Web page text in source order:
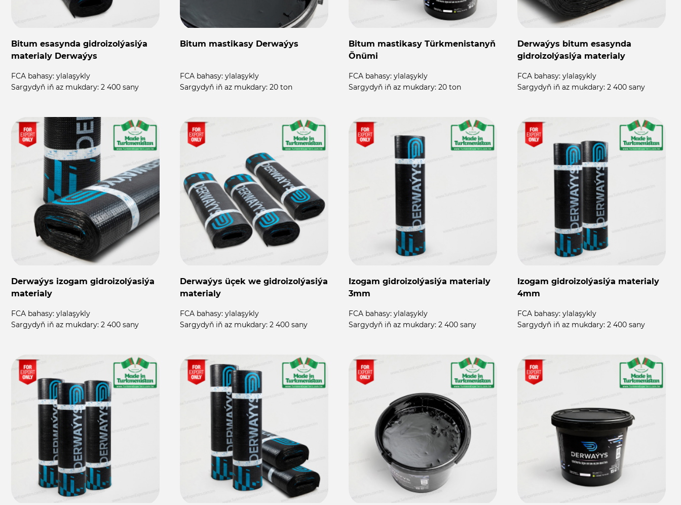
Bitum esasynda gidroizolýasiýa
materialy Derwaýys
FCA bahasy: ylalaşykly
Sargydyň iň az mukdary: 2 400 sany
Bitum mastikasy Derwaýys
FCA bahasy: ylalaşykly
Sargydyň iň az mukdary: 20 ton
Bitum mastikasy Türkmenistanyň
Önümi
FCA bahasy: ylalaşykly
Sargydyň iň az mukdary: 20 ton
Derwaýys bitum esasynda
gidroizolýasiýa materialy
FCA bahasy: ylalaşykly
Sargydyň iň az mukdary: 2 400 sany
Derwaýys izogam gidroizolýasiýa
materialy
FCA bahasy: ylalaşykly
Sargydyň iň az mukdary: 2 400 sany
Derwaýys üçek we gidroizolýasiýa
materialy
FCA bahasy: ylalaşykly
Sargydyň iň az mukdary: 2 400 sany
Izogam gidroizolýasiýa materialy
3mm
FCA bahasy: ylalaşykly
Sargydyň iň az mukdary: 2 400 sany
Izogam gidroizolýasiýa materialy
4mm
FCA bahasy: ylalaşykly
Sargydyň iň az mukdary: 2 400 sany